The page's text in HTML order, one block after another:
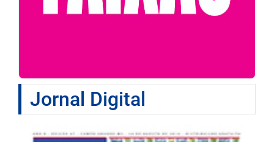
Jornal Digital